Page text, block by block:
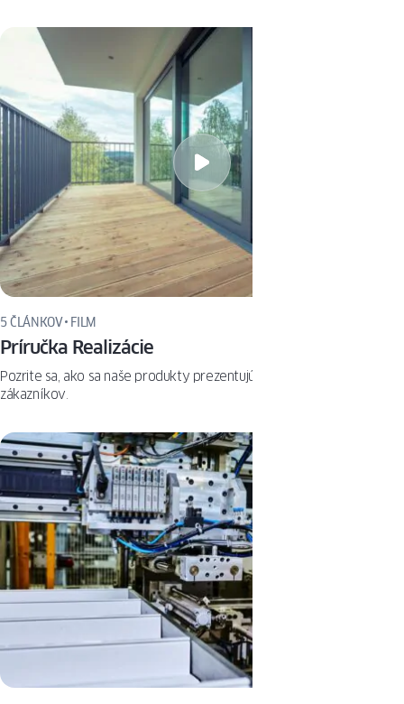
5 ČLÁNKOV FILM
Príručka Realizácie
Pozrite sa, ako sa naše produkty prezentujú v domoch našich
zákazníkov.